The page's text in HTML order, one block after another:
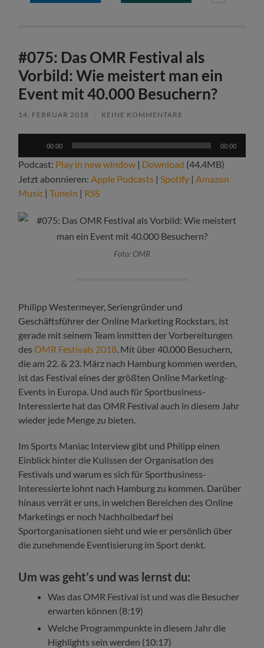
#075: Das OMR Festival als
Vorbild: Wie meistert man ein
Event mit 40.000 Besuchern?
14. FEBRUAR 2018 KEINE KOMMENTARE
00:00 00:00
Podcast: Play in new window | Download (44.4MB)
Jetzt abonnieren: Apple Podcasts | Spotify | Amazon
Music |TuneIn | RSS
Foto: OMR
Philipp Westermeyer, Seriengründer und
Geschäftsführer der Online Marketing Rockstars, ist
gerade mit seinem Team inmitten der Vorbereitungen
desOMR Festivals 2018 . Mit über 40.000 Besuchern,
die am 22. & 23. März nach Hamburg kommen werden,
ist das Festival eines der größten Online Marketing-
Events in Europa. Und auch für Sportbusiness-
Interessierte hat das OMR Festival auch in diesem Jahr
wieder jede Menge zu bieten.
Im Sports Maniac Interview gibt und Philipp einen
Einblick hinter die Kulissen der Organisation des
Festivals und warum es sich für Sportbusiness-
Interessierte lohnt nach Hamburg zu kommen. Darüber
hinaus verrät er uns, in welchen Bereichen des Online
Marketings er noch Nachholbedarf bei
Sportorganisationen sieht und wie er persönlich über
die zunehmende Eventisierung im Sport denkt.
Um was geht’s und was lernst du:
Was das OMR Festival ist und was die Besucher
erwarten können (8:19)
Welche Programmpunkte in diesem Jahr die
Highlights sein werden (10:17)